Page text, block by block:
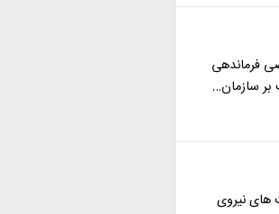
فرماندهی
بر سازمان…
های نیروی